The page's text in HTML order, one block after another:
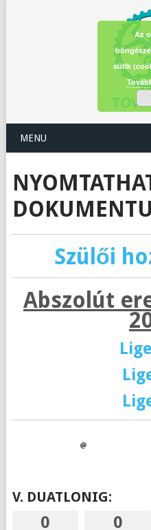
MENU
Szülői
Abszolút
V. DUATLONIG:
0 0
Az
sütik